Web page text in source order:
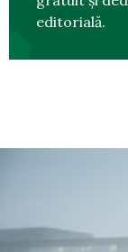
editorială.